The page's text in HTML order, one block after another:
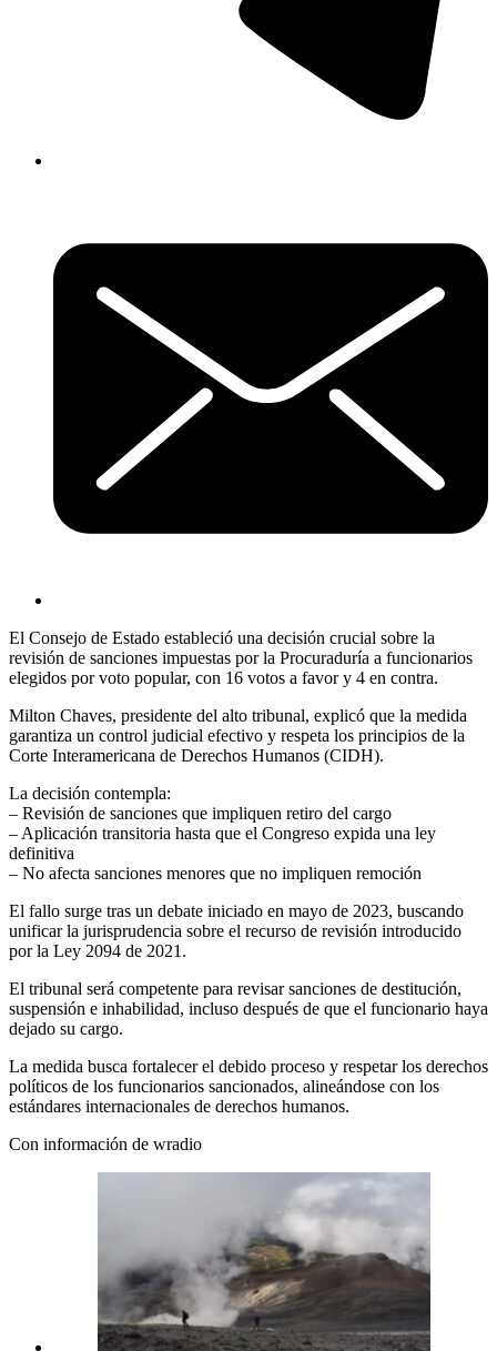
El Consejo de Estado estableció una decisión crucial sobre la
revisión de sanciones impuestas por la Procuraduría a funcionarios
elegidos por voto popular, con 16 votos a favor y 4 en contra.
Milton Chaves, presidente del alto tribunal, explicó que la medida
garantiza un control judicial efectivo y respeta los principios de la
Corte Interamericana de Derechos Humanos (CIDH).
La decisión contempla:
– Revisión de sanciones que impliquen retiro del cargo
– Aplicación transitoria hasta que el Congreso expida una ley
definitiva
– No afecta sanciones menores que no impliquen remoción
El fallo surge tras un debate iniciado en mayo de 2023, buscando
unificar la jurisprudencia sobre el recurso de revisión introducido
por la Ley 2094 de 2021.
El tribunal será competente para revisar sanciones de destitución,
suspensión e inhabilidad, incluso después de que el funcionario haya
dejado su cargo.
La medida busca fortalecer el debido proceso y respetar los derechos
políticos de los funcionarios sancionados, alineándose con los
estándares internacionales de derechos humanos.
Con información de wradio